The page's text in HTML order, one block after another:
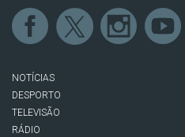
NOTÍCIAS
DESPORTO
TELEVISÃO
RÁDIO